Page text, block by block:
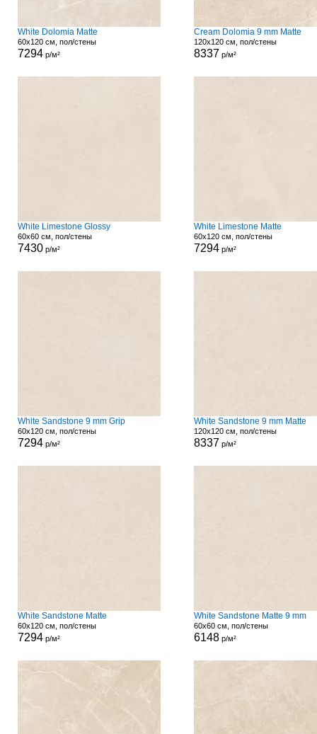
White Dolomia Matte
60x120 см, пол/стены
7294 р/м²
Cream Dolomia 9 mm Matte
120x120 см, пол/стены
8337 р/м²
White Limestone Glossy
60x60 см, пол/стены
7430 р/м²
White Limestone Matte
60x120 см, пол/стены
7294 р/м²
White Sandstone 9 mm Grip
60x120 см, пол/стены
7294 р/м²
White Sandstone 9 mm Matte
120x120 см, пол/стены
8337 р/м²
White Sandstone Matte
60x120 см, пол/стены
7294 р/м²
White Sandstone Matte 9 mm
60x60 см, пол/стены
6148 р/м²